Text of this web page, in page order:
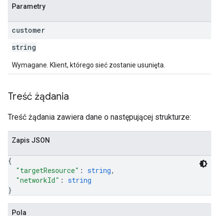
Parametry
customer
string
Wymagane. Klient, którego sieć zostanie usunięta.
Treść żądania
Treść żądania zawiera dane o następującej strukturze:
Zapis JSON
{
"targetResource" : string,
"networkId" : string
}
Pola